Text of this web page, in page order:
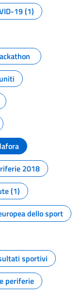
19 (1)
2018
(1)
dello sport
sportivi
periferie